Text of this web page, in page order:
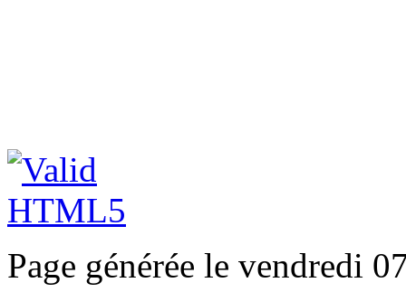
Page générée le vendredi